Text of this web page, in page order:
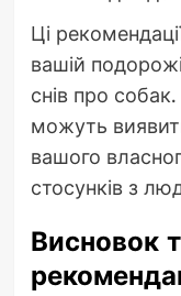
Ці
вашій
снів про
можуть
вашого
стосунків з
Висновок